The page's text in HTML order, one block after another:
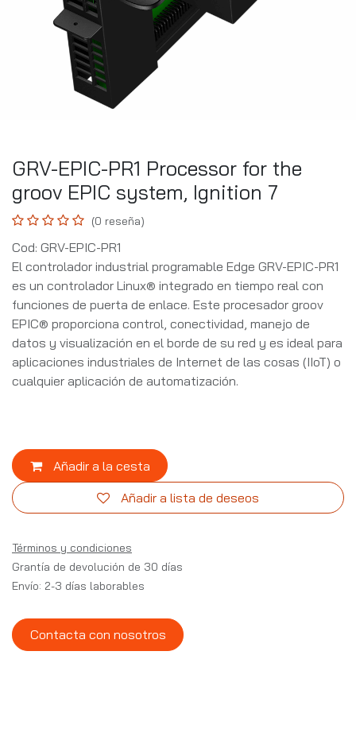
GRV-EPIC-PR1 Processor for the
groov EPIC system, Ignition 7
(0 reseña)
Cod: GRV-EPIC-PR1
El controlador industrial programable Edge GRV-EPIC-PR1
es un controlador Linux® integrado en tiempo real con
funciones de puerta de enlace. Este procesador groov
EPIC® proporciona control, conectividad, manejo de
datos y visualización en el borde de su red y es ideal para
aplicaciones industriales de Internet de las cosas (IIoT) o
cualquier aplicación de automatización.
Añadir a la cesta
Añadir a lista de deseos
Términos y condiciones
Grantía de devolución de 30 días
Envío: 2-3 días laborables
Contacta con nosotros